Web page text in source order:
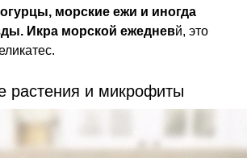
морские ежи и иногда
Икра морской ежедневй, это
растения и микрофиты